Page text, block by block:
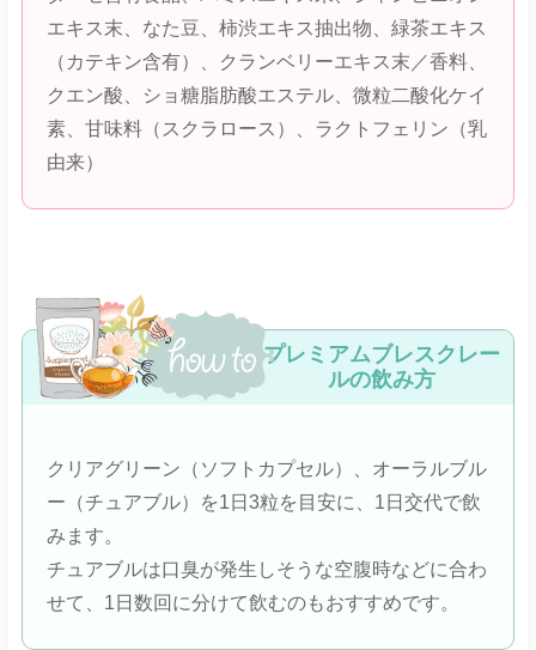
エキス末、なた豆、柿渋エキス抽出物、緑茶エキス
（カテキン含有）、クランベリーエキス末／香料、
クエン酸、ショ糖脂肪酸エステル、微粒二酸化ケイ
素、甘味料（スクラロース）、ラクトフェリン（乳
由来）
プレミアムブレスクレー
ルの飲み方
クリアグリーン（ソフトカプセル）、オーラルブル
ー（チュアブル）を1日3粒を目安に、1日交代で飲
みます。
チュアブルは口臭が発生しそうな空腹時などに合わ
せて、1日数回に分けて飲むのもおすすめです。